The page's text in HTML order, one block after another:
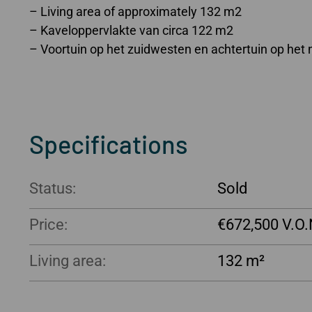
– Living area of approximately 132 m2
– Kaveloppervlakte van circa 122 m2
– Voortuin op het zuidwesten en achtertuin op het
Specifications
Status: Sold
Price: €672,500
Living area: 132 m²